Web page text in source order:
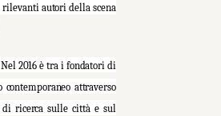
autori della scena
2016 è tra i fondatori di
attraverso
ricerca sulle città e sul